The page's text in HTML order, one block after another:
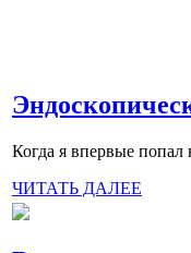
Когда я впервые
ЧИТАТЬ ДАЛЕЕ